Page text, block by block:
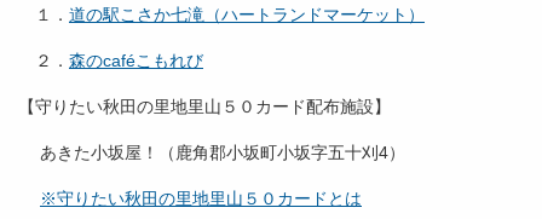
１． 道の駅こさか七滝（ハートランドマーケット）
２． 森のcaféこもれび
【守りたい秋田の里地里山５０カード配布施設】
あきた小坂屋！（鹿角郡小坂町小坂字五十刈4）
※守りたい秋田の里地里山５０カードとは